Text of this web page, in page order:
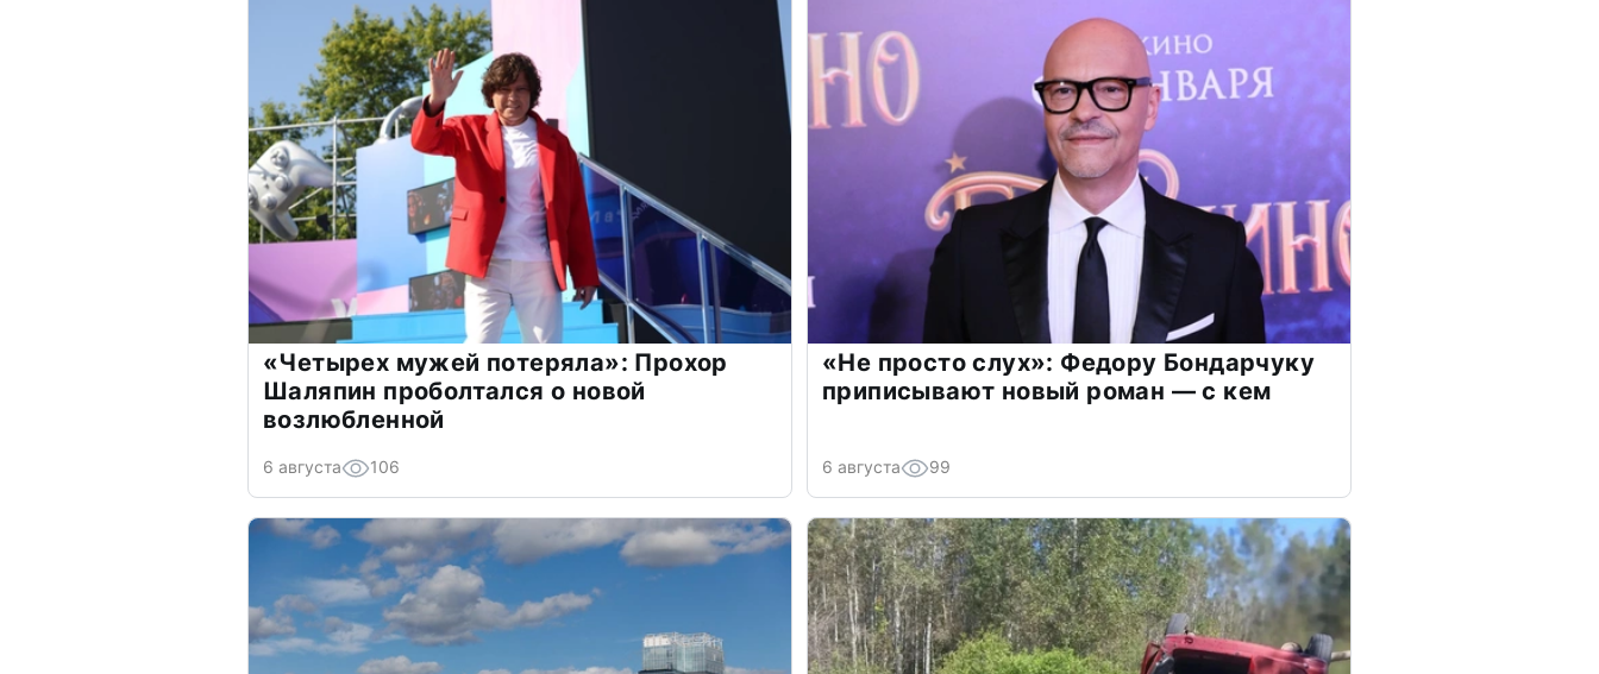
«Четырех мужей потеряла»: Прохор
Шаляпин проболтался о новой
возлюбленной
6 августа 106
«Не просто слух»: Федору Бондарчуку
приписывают новый роман — с кем
6 августа 99